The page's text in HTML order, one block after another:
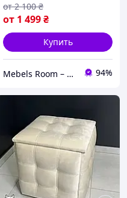
от 1 499₴
от 2 100 ₴
Купить
Mebels Room – ми за комфорт та зручність для вас 94%